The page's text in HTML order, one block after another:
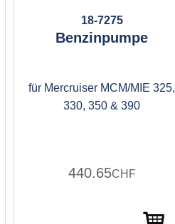
18-7275
Benzinpumpe
für Mercruiser MCM/MIE 325,
330, 350 & 390
440.65CHF